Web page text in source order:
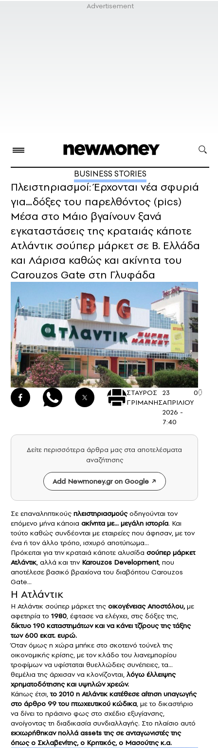
BUSINESS STORIES
Πλειστηριασμοί: Έρχονται νέα σφυριά
για…δόξες του παρελθόντος (pics)
Μέσα στο Μάιο βγαίνουν ξανά
εγκαταστάσεις της κραταιάς κάποτε
Ατλάντικ σούπερ μάρκετ σε Β. Ελλάδα
και Λάρισα καθώς και ακίνητα του
Carouzos Gate στη Γλυφάδα
ΣΤΑΥΡΟΣ
ΓΡΙΜΑΝΗΣ
23
ΑΠΡΙΛΙΟΥ
2026 -
7:40
0
Δείτε περισσότερα άρθρα μας στα αποτελέσματα
αναζήτησης
Add Newmoney.gr on Google
Σε επαναληπτικούς πλειστηριασμούς οδηγούνται τον
επόμενο μήνα κάποια ακίνητα με… μεγάλη ιστορία. Και
τούτο καθώς συνδέονται με εταιρείες που άφησαν, με τον
ένα ή τον άλλο τρόπο, ισχυρό αποτύπωμα…
Πρόκειται για την κραταιά κάποτε αλυσίδα σούπερ μάρκετ
Ατλάντικ, αλλά και την Karouzos Development, που
αποτέλεσε βασικό βραχίονα του διαβόητου Carouzos
Gate…
Η Ατλάντικ
Η Ατλάντικ σούπερ μάρκετ της οικογένειας Αποστόλου,με
αφετηρία το 1980, έφτασε να ελέγχει, στις δόξες της,
δίκτυο 190 καταστημάτων και να κάνει τζίρους της τάξης
των 600 εκατ. ευρώ.
Όταν όμως η χώρα μπήκε στο σκοτεινό τούνελ της
οικονομικής κρίσης, με τον κλάδο του λιανεμπορίου
τροφίμων να υφίσταται θυελλώδεις συνέπειες, τα…
θεμέλια της άρχισαν να κλονίζονται, λόγω έλλειψης
χρηματοδότησης και υψηλών χρεών.
Κάπως έτσι,το 2010 η Ατλάντικ κατέθεσε αίτηση υπαγωγής
στο άρθρο 99 του πτωχευτικού κώδικα, με το δικαστήριο
να δίνει το πράσινο φως στο σχέδιο εξυγίανσης,
ανοίγοντας τη διαδικασία συνδιαλλαγής. Στο πλαίσιο αυτό
εκχωρήθηκαν πολλά assets της σε ανταγωνιστές της
όπως ο Σκλαβενίτης, ο Κρητικός, ο Μασούτης κ.α.